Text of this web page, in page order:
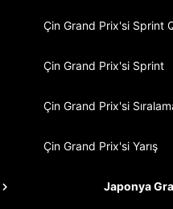
Çin Grand Prix'si Sprint
Çin Grand Prix'si Sprint
Çin Grand Prix'si
Çin Grand Prix'si Yarış
Japonya